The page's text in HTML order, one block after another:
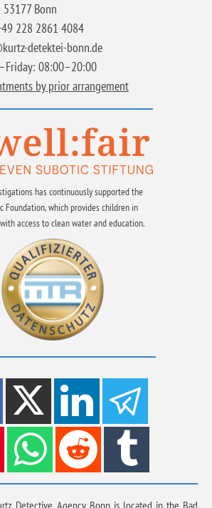
53177 Bonn
228 2861 4084
detektei-bonn.de
08:00–20:00
by prior arrangement
has continuously supported the
Foundation, which provides children in
access to clean water and education.
Detective Agency Bonn is located in the Bad